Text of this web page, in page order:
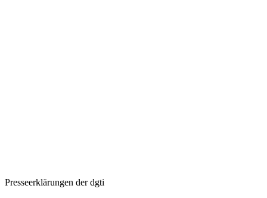
Presseerklärungen der dgti